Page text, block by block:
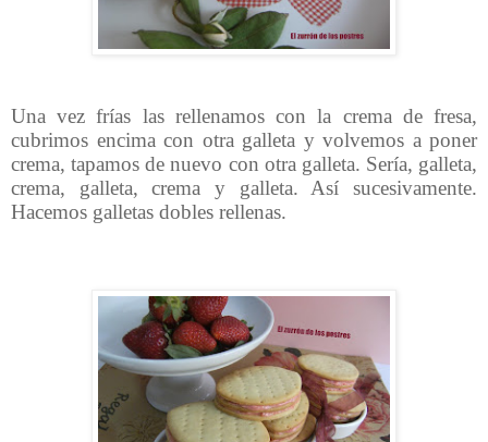
Una vez frías las rellenamos con la crema de fresa,
cubrimos encima con otra galleta y volvemos a poner
crema, tapamos de nuevo con otra galleta. Sería, galleta,
crema, galleta, crema y galleta. Así sucesivamente.
Hacemos galletas dobles rellenas.